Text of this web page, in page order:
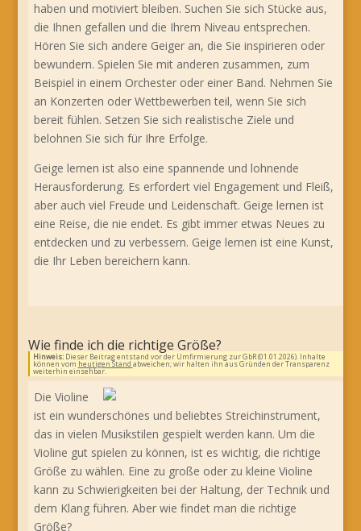
haben und motiviert bleiben. Suchen Sie sich Stücke aus,
die Ihnen gefallen und die Ihrem Niveau entsprechen.
Hören Sie sich andere Geiger an, die Sie inspirieren oder
bewundern. Spielen Sie mit anderen zusammen, zum
Beispiel in einem Orchester oder einer Band. Nehmen Sie
an Konzerten oder Wettbewerben teil, wenn Sie sich
bereit fühlen. Setzen Sie sich realistische Ziele und
belohnen Sie sich für Ihre Erfolge.
Geige lernen ist also eine spannende und lohnende
Herausforderung. Es erfordert viel Engagement und Fleiß,
aber auch viel Freude und Leidenschaft. Geige lernen ist
eine Reise, die nie endet. Es gibt immer etwas Neues zu
entdecken und zu verbessern. Geige lernen ist eine Kunst,
die Ihr Leben bereichern kann.
Wie finde ich die richtige Größe?
Hinweis:Dieser Beitrag entstand vor der Umfirmierung zur GbR (01.01.2026). Inhalte
können vom heutigen Stand abweichen; wir halten ihn aus Gründen der Transparenz
weiterhin einsehbar.
Die Violine
ist ein wunderschönes und beliebtes Streichinstrument,
das in vielen Musikstilen gespielt werden kann. Um die
Violine gut spielen zu können, ist es wichtig, die richtige
Größe zu wählen. Eine zu große oder zu kleine Violine
kann zu Schwierigkeiten bei der Haltung, der Technik und
dem Klang führen. Aber wie findet man die richtige
Größe?